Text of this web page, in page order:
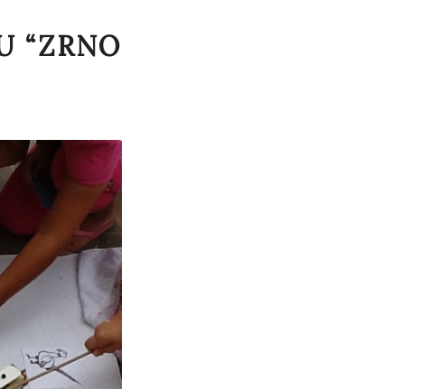
“ZRNO